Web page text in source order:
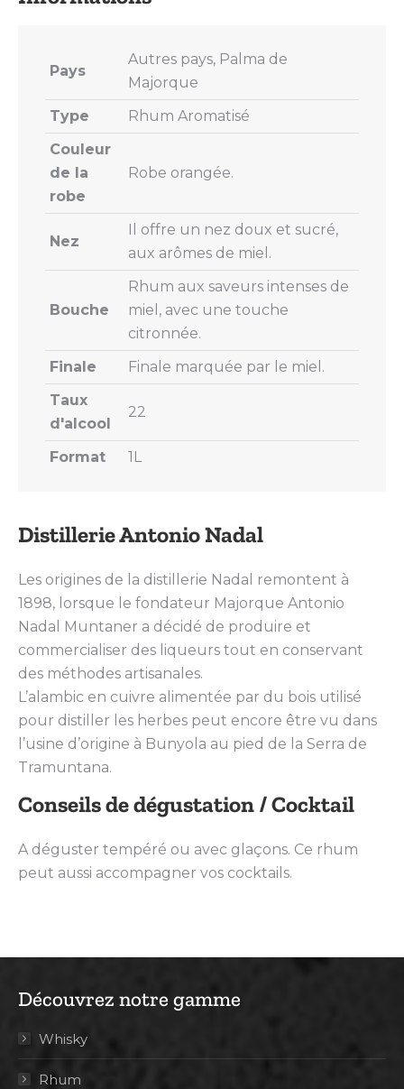
Distillerie Antonio Nadal
Les origines de la distillerie Nadal remontent à
1898, lorsque le fondateur Majorque Antonio
Nadal Muntaner a décidé de produire et
commercialiser des liqueurs tout en conservant
des méthodes artisanales.
L’alambic en cuivre alimentée par du bois utilisé
pour distiller les herbes peut encore être vu dans
l’usine d’origine à Bunyola au pied de la Serra de
Tramuntana.
Conseils de dégustation / Cocktail
A déguster tempéré ou avec glaçons. Ce rhum
peut aussi accompagner vos cocktails.
Pays
Autres pays, Palma de
Majorque
Type
Rhum Aromatisé
Couleur
de la
robe
Robe orangée.
Nez
Il offre un nez doux et sucré,
aux arômes de miel.
Bouche
Rhum aux saveurs intenses de
miel, avec une touche
citronnée.
Finale
Finale marquée par le miel.
Taux
d'alcool
22
Format 1L
Découvrez notre gamme
Whisky
Rhum